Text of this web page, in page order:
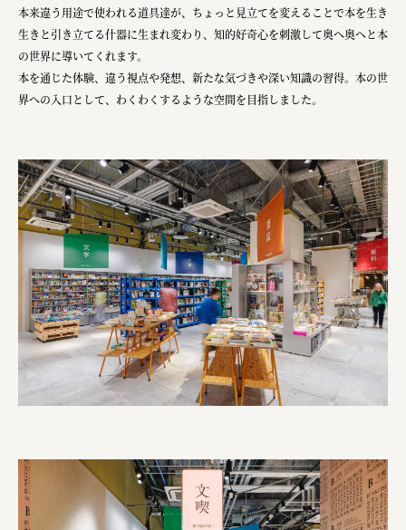
本来違う用途で使われる道具達が、ちょっと見立てを変えることで本を生き
生きと引き立てる什器に生まれ変わり、知的好奇心を刺激して奥へ奥へと本
の世界に導いてくれます。
本を通じた体験、違う視点や発想、新たな気づきや深い知識の習得。本の世
界への入口として、わくわくするような空間を目指しました。